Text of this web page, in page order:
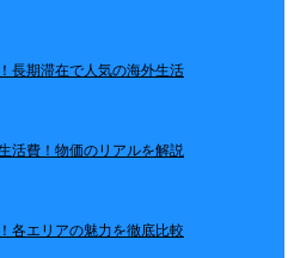
長期滞在で人気の海外生活
活費！物価のリアルを解説
各エリアの魅力を徹底比較